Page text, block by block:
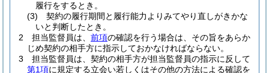
履行をするとき。
(3)
契約の履行期間と履行能力よりみてやり直しがきかな
いと判断したとき。
2
担当監督員は、 前項の確認を行う場合は、その旨をあらか
じめ契約の相手方に指示しておかなければならない。
3
担当監督員は、契約の相手方が担当監督員の指示に反して
第1項に規定する立会い若しくはその他の方法による確認を